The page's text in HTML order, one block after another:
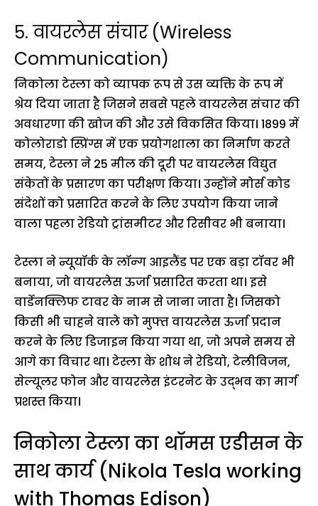
5. वायरलेस संचार (Wireless
Communication)
निकोला टेस्ला को व्यापक रूप से उस व्यक्ति के रूप में
श्रेय दिया जाता है जिसने सबसे पहले वायरलेस संचार की
अवधारणा की खोज की और उसे विकसित किया। 1899 में
कोलोराडो स्प्रिंग्स में एक प्रयोगशाला का निर्माण करते
समय, टेस्ला ने 25 मील की दूरी पर वायरलेस विद्युत
संकेतों के प्रसारण का परीक्षण किया। उन्होंने मोर्स कोड
संदेशों को प्रसारित करने के लिए उपयोग किया जाने
वाला पहला रेडियो ट्रांसमीटर और रिसीवर भी बनाया।
टेस्ला ने न्यूयॉर्क के लॉन्ग आइलैंड पर एक बड़ा टॉवर भी
बनाया, जो वायरलेस ऊर्जा प्रसारित करता था। इसे
वार्डेनक्लिफ टावर के नाम से जाना जाता है। जिसको
किसी भी चाहने वाले को मुफ्त वायरलेस ऊर्जा प्रदान
करने के लिए डिजाइन किया गया था, जो अपने समय से
आगे का विचार था। टेस्ला के शोध ने रेडियो, टेलीविजन,
सेल्यूलर फोन और वायरलेस इंटरनेट के उद्भव का मार्ग
प्रशस्त किया।
निकोला टेस्ला का थॉमस एडीसन के
साथ कार्य (Nikola Tesla working
with Thomas Edison)